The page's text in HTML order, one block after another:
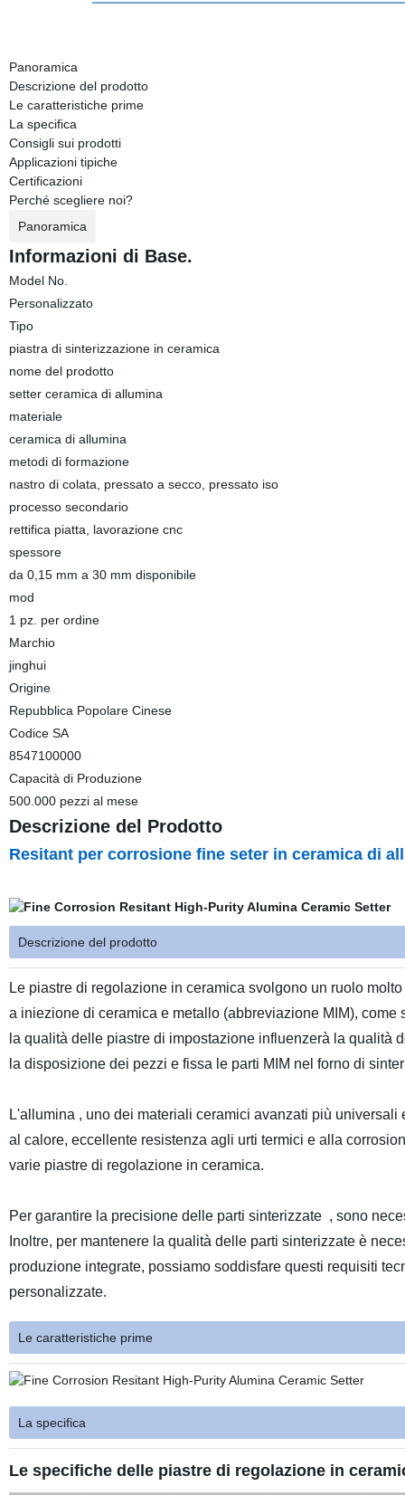
Panoramica
Descrizione del prodotto
Le caratteristiche prime
La specifica
Consigli sui prodotti
Applicazioni tipiche
Certificazioni
Perché scegliere noi?
Panoramica
Informazioni di Base.
Model No.
Personalizzato
Tipo
piastra di sinterizzazione in ceramica
nome del prodotto
setter ceramica di allumina
materiale
ceramica di allumina
metodi di formazione
nastro di colata, pressato a secco, pressato iso
processo secondario
rettifica piatta, lavorazione cnc
spessore
da 0,15 mm a 30 mm disponibile
mod
1 pz. per ordine
Marchio
jinghui
Origine
Repubblica Popolare Cinese
Codice SA
8547100000
Capacità di Produzione
500.000 pezzi al mese
Descrizione del Prodotto
Resitant per corrosione fine seter in ceramica di
Descrizione del prodotto
Le piastre di regolazione in ceramica svolgono un ruolo
a iniezione di ceramica e metallo (abbreviazione MIM),
la qualità delle piastre di impostazione influenzerà la qualità
la disposizione dei pezzi e fissa le parti MIM nel forno di
L'allumina , uno dei materiali ceramici avanzati più
al calore, eccellente resistenza agli urti termici e alla
varie piastre di regolazione in ceramica.
Per garantire la precisione delle parti sinterizzate , sono
Inoltre, per mantenere la qualità delle parti sinterizzate è
produzione integrate, possiamo soddisfare questi requisiti
personalizzate.
Le caratteristiche prime
La specifica
Le specifiche delle piastre di regolazione in